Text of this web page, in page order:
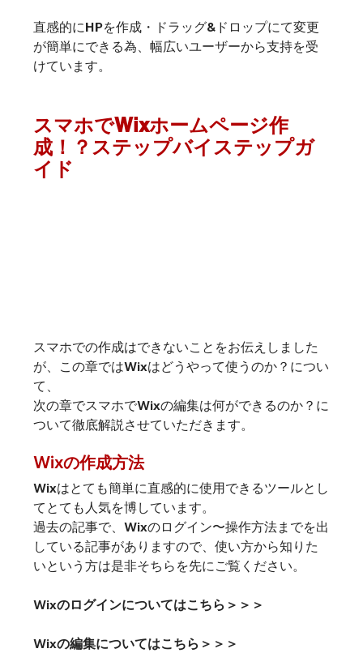
直感的にHPを作成・ドラッグ&ドロップにて変更
が簡単にできる為、幅広いユーザーから支持を受
けています。
スマホでWixホームページ作
成！？ステップバイステップガ
イド
スマホでの作成はできないことをお伝えしました
が、この章ではWixはどうやって使うのか？につい
て、
次の章でスマホでWixの編集は何ができるのか？に
ついて徹底解説させていただきます。
Wixの作成方法
Wixはとても簡単に直感的に使用できるツールとし
てとても人気を博しています。
過去の記事で、Wixのログイン〜操作方法までを出
している記事がありますので、使い方から知りた
いという方は是非そちらを先にご覧ください。
Wixのログインについてはこちら＞＞＞
Wixの編集についてはこちら＞＞＞